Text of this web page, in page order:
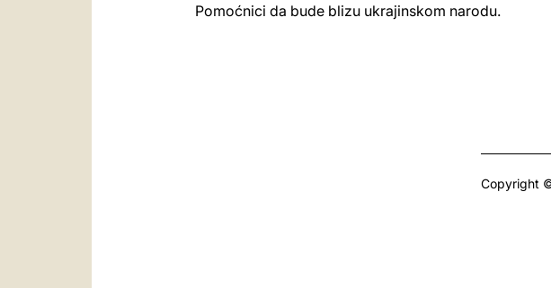
Pomoćnici da bude blizu ukrajinskom narodu.
Copyright